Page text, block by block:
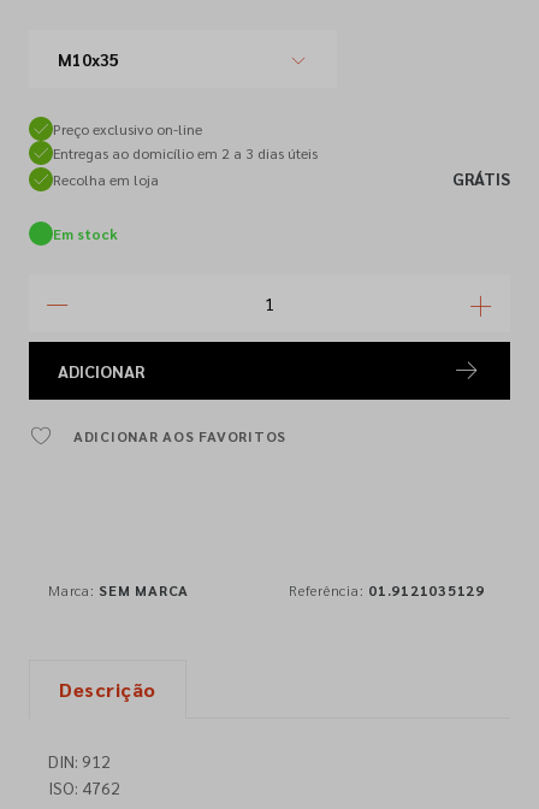
M10x35
Preço exclusivo on-line
Entregas ao domicílio em 2 a 3 dias úteis
Recolha em loja
GRÁTIS
Em stock
ADICIONAR
ADICIONAR AOS FAVORITOS
Marca: SEM MARCA Referência: 01.9121035129
Descrição
DIN: 912
ISO: 4762